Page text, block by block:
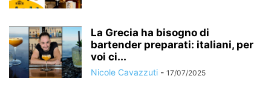
La Grecia ha bisogno di
bartender preparati: italiani, per
voi ci...
Nicole Cavazzuti - 17/07/2025